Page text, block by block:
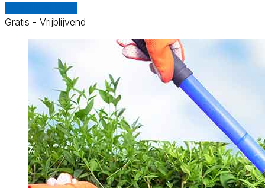
Gratis - Vrijblijvend